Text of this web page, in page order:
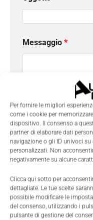
Per fornire le migliori
come i cookie per
dispositivo. Il consenso a
partner di elaborare dati
navigazione o gli ID univoci
personalizzati. Non
negativamente su alcune
Clicca qui sotto per
dettagliate. Le tue scelte
possibile modificare le
del consenso, utilizzando i
pulsante di gestione del
Messaggio *
Ho letto e
do il consenso al
Tecniche Nuove